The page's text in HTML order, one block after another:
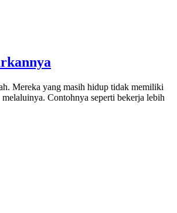
Mereka yang masih hidup tidak memiliki
Contohnya seperti bekerja lebih